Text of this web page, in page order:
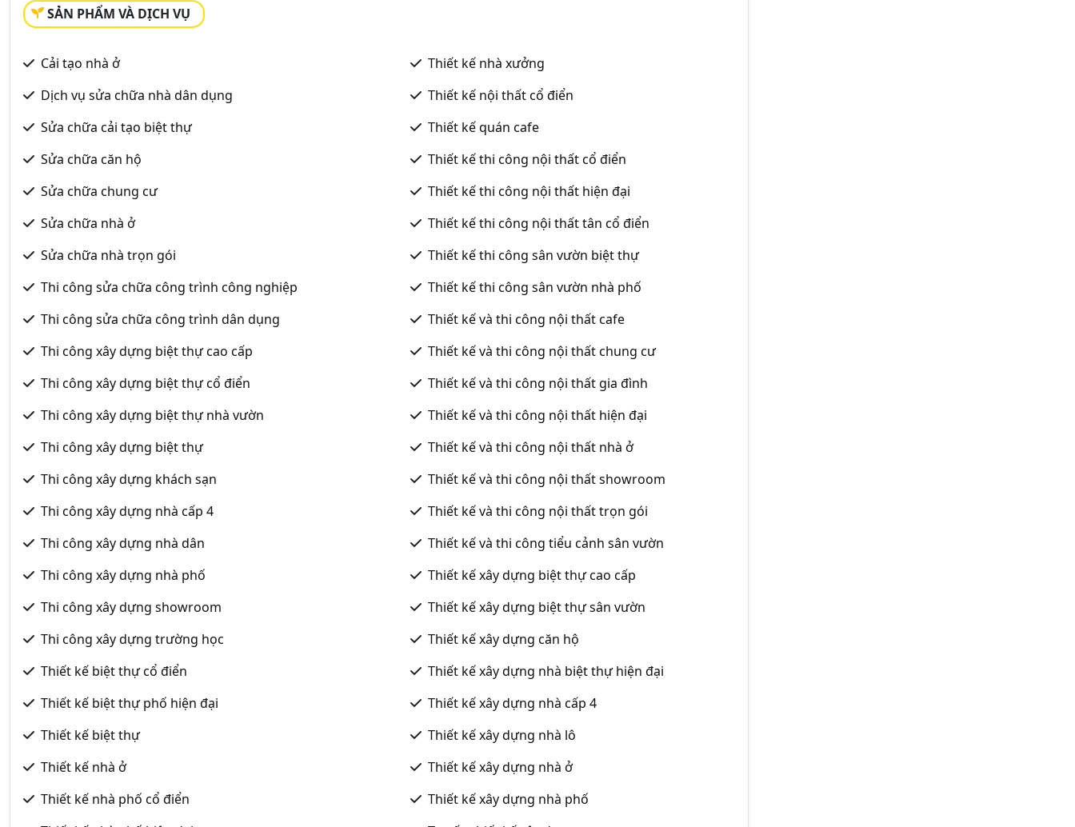
SẢN PHẨM VÀ DỊCH VỤ
Cải tạo nhà ở
Dịch vụ sửa chữa nhà dân dụng
Sửa chữa cải tạo biệt thự
Sửa chữa căn hộ
Sửa chữa chung cư
Sửa chữa nhà ở
Sửa chữa nhà trọn gói
Thi công sửa chữa công trình công nghiệp
Thi công sửa chữa công trình dân dụng
Thi công xây dựng biệt thự cao cấp
Thi công xây dựng biệt thự cổ điển
Thi công xây dựng biệt thự nhà vườn
Thi công xây dựng biệt thự
Thi công xây dựng khách sạn
Thi công xây dựng nhà cấp 4
Thi công xây dựng nhà dân
Thi công xây dựng nhà phố
Thi công xây dựng showroom
Thi công xây dựng trường học
Thiết kế biệt thự cổ điển
Thiết kế biệt thự phố hiện đại
Thiết kế biệt thự
Thiết kế nhà ở
Thiết kế nhà phố cổ điển
Thiết kế nhà xưởng
Thiết kế nội thất cổ điển
Thiết kế quán cafe
Thiết kế thi công nội thất cổ điển
Thiết kế thi công nội thất hiện đại
Thiết kế thi công nội thất tân cổ điển
Thiết kế thi công sân vườn biệt thự
Thiết kế thi công sân vườn nhà phố
Thiết kế và thi công nội thất cafe
Thiết kế và thi công nội thất chung cư
Thiết kế và thi công nội thất gia đình
Thiết kế và thi công nội thất hiện đại
Thiết kế và thi công nội thất nhà ở
Thiết kế và thi công nội thất showroom
Thiết kế và thi công nội thất trọn gói
Thiết kế và thi công tiểu cảnh sân vườn
Thiết kế xây dựng biệt thự cao cấp
Thiết kế xây dựng biệt thự sân vườn
Thiết kế xây dựng căn hộ
Thiết kế xây dựng nhà biệt thự hiện đại
Thiết kế xây dựng nhà cấp 4
Thiết kế xây dựng nhà lô
Thiết kế xây dựng nhà ở
Thiết kế xây dựng nhà phố